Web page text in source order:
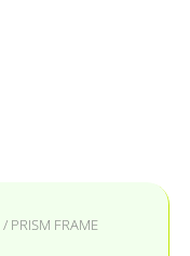
/ PRISM FRAME